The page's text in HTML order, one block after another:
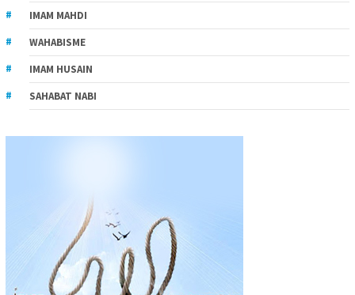
IMAM MAHDI
WAHABISME
IMAM HUSAIN
SAHABAT NABI